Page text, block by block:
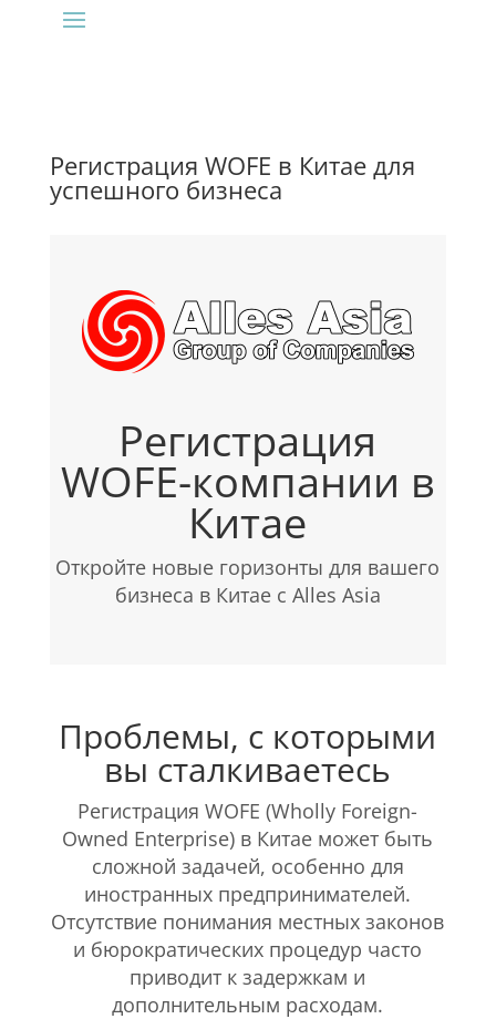
Регистрация WOFE в Китае для
успешного бизнеса
Регистрация
WOFE-компании в
Китае
Откройте новые горизонты для вашего
бизнеса в Китае с Alles Asia
Проблемы, с которыми
вы сталкиваетесь
Регистрация WOFE (Wholly Foreign-
Owned Enterprise) в Китае может быть
сложной задачей, особенно для
иностранных предпринимателей.
Отсутствие понимания местных законов
и бюрократических процедур часто
приводит к задержкам и
дополнительным расходам.